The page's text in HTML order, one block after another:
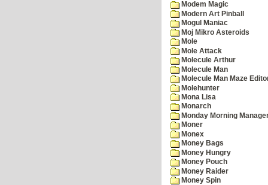
Modem Magic
Modern Art Pinball
Mogul Maniac
Moj Mikro Asteroids
Mole
Mole Attack
Molecule Arthur
Molecule Man
Molecule Man Maze
Molehunter
Mona Lisa
Monarch
Monday Morning
Moner
Monex
Money Bags
Money Hungry
Money Pouch
Money Raider
Money Spin